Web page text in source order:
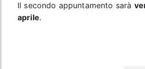
Il secondo appuntamento sarà
aprile.